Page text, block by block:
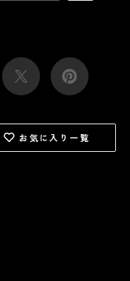
お気に入り一覧